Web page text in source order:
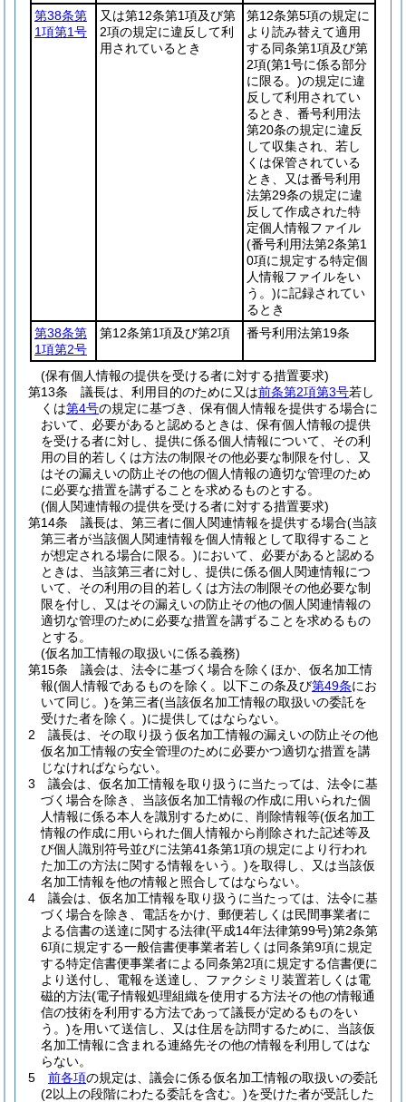
第38条第
1項第1号
又は第12条第1項及び第
2項の規定に違反して利
用されているとき
第12条第5項の規定に
より読み替えて適用
する同条第1項及び第
2項(第1号に係る部分
に限る。)の規定に違
反して利用されてい
るとき、番号利用法
第20条の規定に違反
して収集され、若し
くは保管されている
とき、又は番号利用
法第29条の規定に違
反して作成された特
定個人情報ファイル
(番号利用法第2条第1
0項に規定する特定個
人情報ファイルをい
う。)に記録されてい
るとき
第38条第
1項第2号
第12条第1項及び第2項 番号利用法第19条
(保有個人情報の提供を受ける者に対する措置要求)
第13条
議長は、利用目的のために又は前条第2項第3号若し
くは第4号の規定に基づき、保有個人情報を提供する場合に
おいて、必要があると認めるときは、保有個人情報の提供
を受ける者に対し、提供に係る個人情報について、その利
用の目的若しくは方法の制限その他必要な制限を付し、又
はその漏えいの防止その他の個人情報の適切な管理のため
に必要な措置を講ずることを求めるものとする。
(個人関連情報の提供を受ける者に対する措置要求)
第14条
議長は、第三者に個人関連情報を提供する場合(当該
第三者が当該個人関連情報を個人情報として取得すること
が想定される場合に限る。)において、必要があると認める
ときは、当該第三者に対し、提供に係る個人関連情報につ
いて、その利用の目的若しくは方法の制限その他必要な制
限を付し、又はその漏えいの防止その他の個人関連情報の
適切な管理のために必要な措置を講ずることを求めるもの
とする。
(仮名加工情報の取扱いに係る義務)
第15条
議会は、法令に基づく場合を除くほか、仮名加工情
報(個人情報であるものを除く。以下この条及び第49条にお
いて同じ。)を第三者(当該仮名加工情報の取扱いの委託を
受けた者を除く。)に提供してはならない。
2
議長は、その取り扱う仮名加工情報の漏えいの防止その他
仮名加工情報の安全管理のために必要かつ適切な措置を講
じなければならない。
3
議会は、仮名加工情報を取り扱うに当たっては、法令に基
づく場合を除き、当該仮名加工情報の作成に用いられた個
人情報に係る本人を識別するために、削除情報等(仮名加工
情報の作成に用いられた個人情報から削除された記述等及
び個人識別符号並びに法第41条第1項の規定により行われ
た加工の方法に関する情報をいう。)を取得し、又は当該仮
名加工情報を他の情報と照合してはならない。
4
議会は、仮名加工情報を取り扱うに当たっては、法令に基
づく場合を除き、電話をかけ、郵便若しくは民間事業者に
よる信書の送達に関する法律(平成14年法律第99号)第2条第
6項に規定する一般信書便事業者若しくは同条第9項に規定
する特定信書便事業者による同条第2項に規定する信書便に
より送付し、電報を送達し、ファクシミリ装置若しくは電
磁的方法(電子情報処理組織を使用する方法その他の情報通
信の技術を利用する方法であって議長が定めるものをい
う。)を用いて送信し、又は住居を訪問するために、当該仮
名加工情報に含まれる連絡先その他の情報を利用してはな
らない。
5
前各項の規定は、議会に係る仮名加工情報の取扱いの委託
(2以上の段階にわたる委託を含む。)を受けた者が受託した